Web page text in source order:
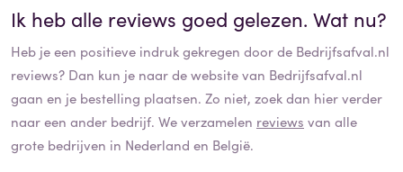
Ik heb alle reviews goed gelezen. Wat nu?
Heb je een positieve indruk gekregen door de Bedrijfsafval.nl
reviews? Dan kun je naar de website van Bedrijfsafval.nl
gaan en je bestelling plaatsen. Zo niet, zoek dan hier verder
naar een ander bedrijf. We verzamelen reviews van alle
grote bedrijven in Nederland en België.